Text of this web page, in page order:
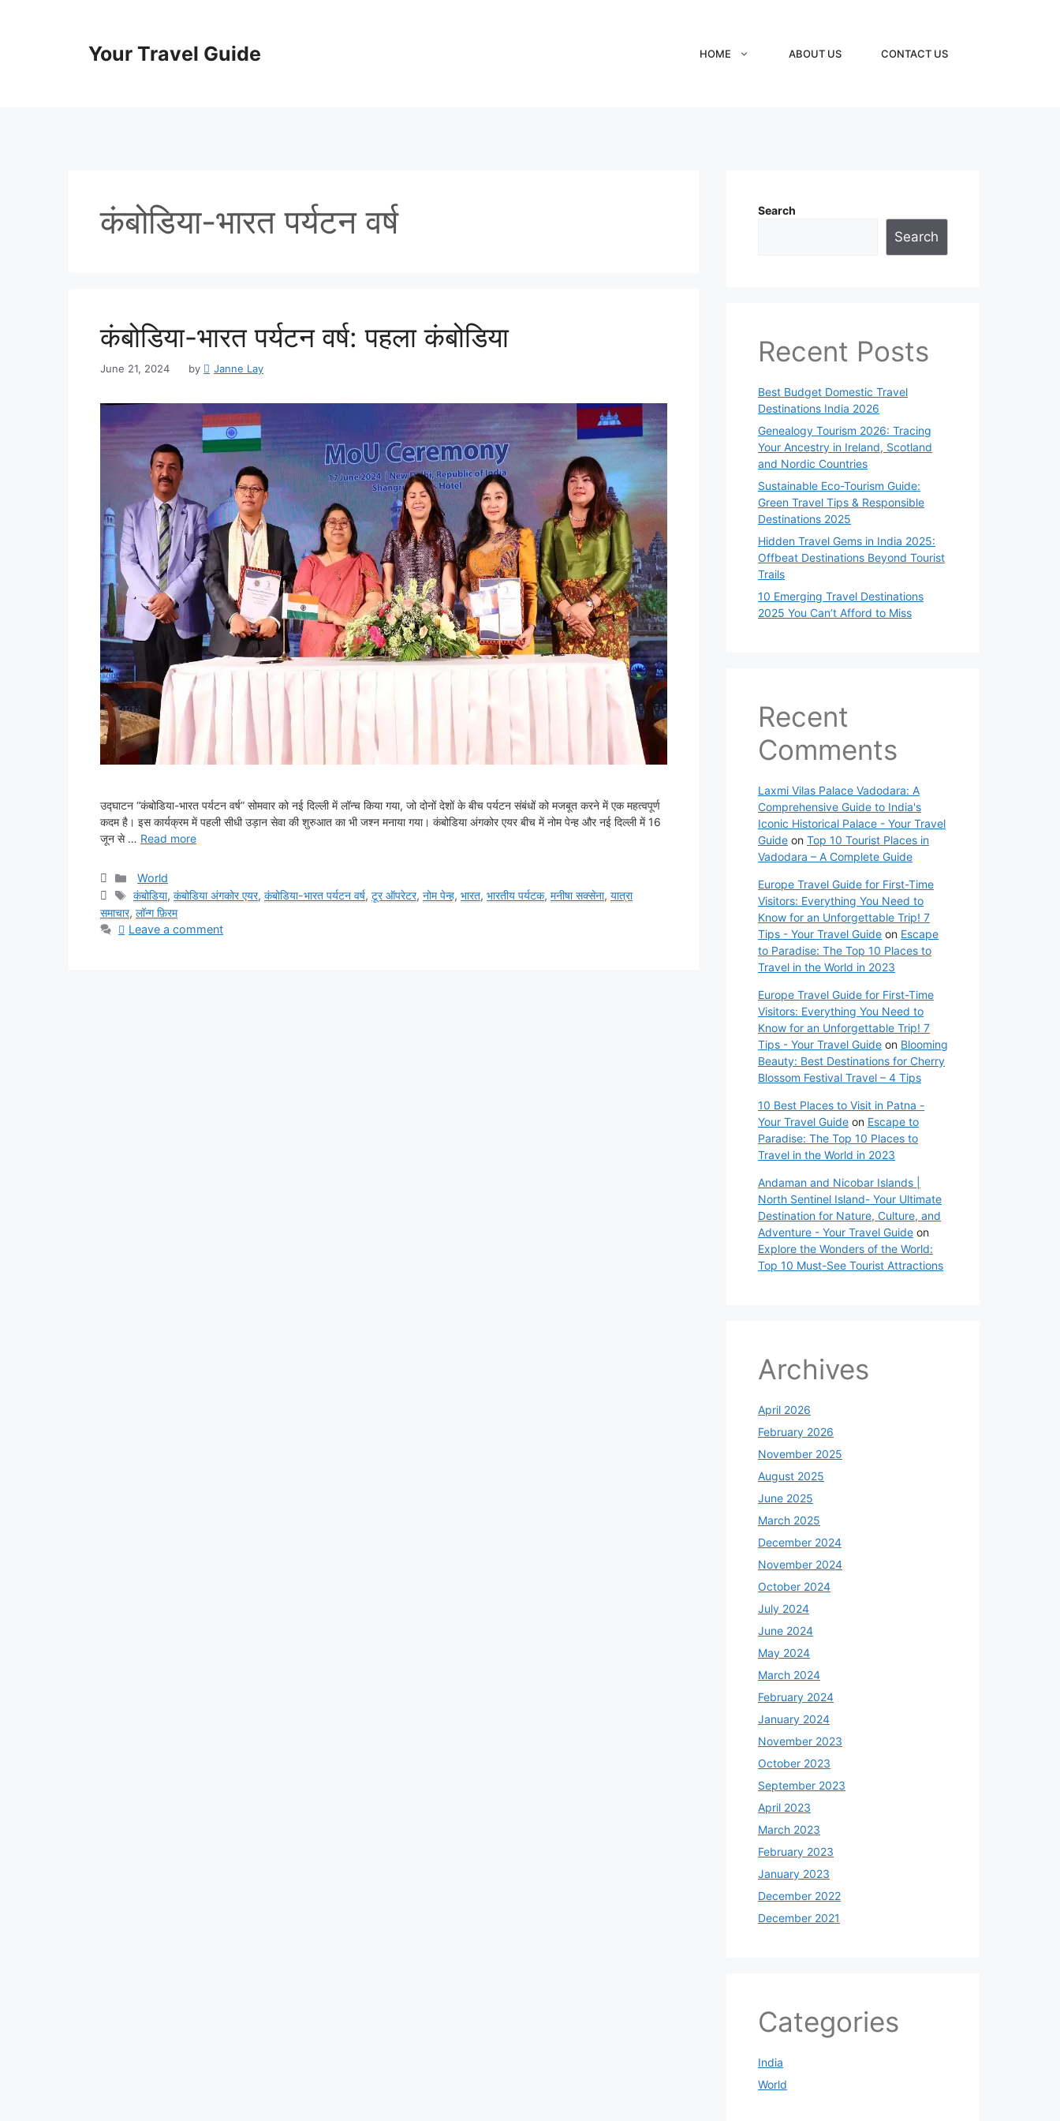
Your Travel Guide HOME ABOUT US CONTACT US
कंबोडिया-भारत पर्यटन वर्ष
कंबोडिया-भारत पर्यटन वर्ष: पहला कंबोडिया
June 21, 2024 by Janne Lay
उद्घाटन “कंबोडिया-भारत पर्यटन वर्ष” सोमवार को नई दिल्ली में लॉन्च किया गया, जो दोनों देशों के बीच पर्यटन संबंधों को मजबूत करने में एक महत्वपूर्ण
कदम है। इस कार्यक्रम में पहली सीधी उड़ान सेवा की शुरुआत का भी जश्न मनाया गया। कंबोडिया अंगकोर एयर बीच में नोम पेन्ह और नई दिल्ली में 16
जून से … Read more
Categories
World
Tags
कंबोडिया,कंबोडिया अंगकोर एयर,कंबोडिया-भारत पर्यटन वर्ष,टूर ऑपरेटर,नोम पेन्ह,भारत,भारतीय पर्यटक,मनीषा सक्सेना,यात्रा
समाचार, लॉन्ग फ़िरम
Leave a comment
Search
Search
Recent Posts
Best Budget Domestic Travel
Destinations India 2026
Genealogy Tourism 2026: Tracing
Your Ancestry in Ireland, Scotland
and Nordic Countries
Sustainable Eco-Tourism Guide:
Green Travel Tips & Responsible
Destinations 2025
Hidden Travel Gems in India 2025:
Offbeat Destinations Beyond Tourist
Trails
10 Emerging Travel Destinations
2025 You Can’t Afford to Miss
Recent
Comments
Laxmi Vilas Palace Vadodara: A
Comprehensive Guide to India's
Iconic Historical Palace - Your Travel
Guide on Top 10 Tourist Places in
Vadodara – A Complete Guide
Europe Travel Guide for First-Time
Visitors: Everything You Need to
Know for an Unforgettable Trip! 7
Tips - Your Travel Guide on Escape
to Paradise: The Top 10 Places to
Travel in the World in 2023
Europe Travel Guide for First-Time
Visitors: Everything You Need to
Know for an Unforgettable Trip! 7
Tips - Your Travel Guide on Blooming
Beauty: Best Destinations for Cherry
Blossom Festival Travel – 4 Tips
10 Best Places to Visit in Patna -
Your Travel Guide on Escape to
Paradise: The Top 10 Places to
Travel in the World in 2023
Andaman and Nicobar Islands |
North Sentinel Island- Your Ultimate
Destination for Nature, Culture, and
Adventure - Your Travel Guide on
Explore the Wonders of the World:
Top 10 Must-See Tourist Attractions
Archives
April 2026
February 2026
November 2025
August 2025
June 2025
March 2025
December 2024
November 2024
October 2024
July 2024
June 2024
May 2024
March 2024
February 2024
January 2024
November 2023
October 2023
September 2023
April 2023
March 2023
February 2023
January 2023
December 2022
December 2021
Categories
India
World